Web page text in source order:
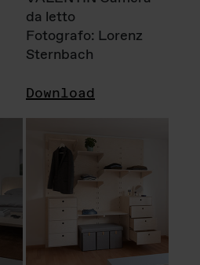
da letto
Fotografo: Lorenz
Sternbach
Download